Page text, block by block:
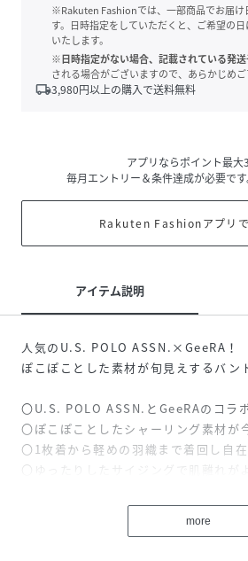
※Rakuten Fashionでは、一部商品でお届け
す。日時指定をしていただくと、ご希望の
いたします。
※日時指定がない場合、記載されている発
される場合がございますので、あらかじめご
local_shipping3,980円以上の購入で送料無料
アプリならポイント最大
毎月エントリー＆条件達成が必要です
Rakuten Fashionアプリ
アイテム説明
人気のU.S. POLO ASSN.×GeeRA！
ぽこぽことした素材が旬見えするバン
〇U.S. POLO ASSN.とGeeRAのコラ
〇ぽこぽことしたシャーリング素材が
〇1枚着から軽めの羽織まで着回し自在
〇ゆったりしたサイジングで肌離れが
U.S. POLO ASSN.×GeeRAのコラボ
more